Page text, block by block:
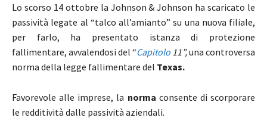
Lo scorso 14 ottobre la Johnson & Johnson ha scaricato le
passività legate al “talco all’amianto” su una nuova filiale,
per farlo, ha presentato istanza di protezione
fallimentare, avvalendosi del “Capitolo 11”,una controversa
norma della legge fallimentare del Texas.
Favorevole alle imprese, la norma consente di scorporare
le redditività dalle passività aziendali.